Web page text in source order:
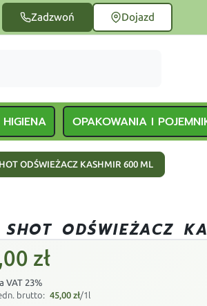
Zadzwoń Dojazd
OPAKOWANIA I
ODŚWIEŻACZ KASHMIR 600 ML
SHOT ODŚWIEŻACZ
zł
VAT 23%
brutto: 45,00zł/1l